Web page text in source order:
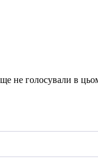
не голосували в